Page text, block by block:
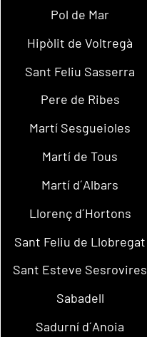
Pol de Mar
Hipòlit de Voltregà
Sant Feliu Sasserra
Pere de Ribes
Martí Sesgueioles
Martí de Tous
Martí d´Albars
Llorenç d´Hortons
Sant Feliu de Llobregat
Sant Esteve Sesrovires
Sabadell
Sadurní d´Anoia